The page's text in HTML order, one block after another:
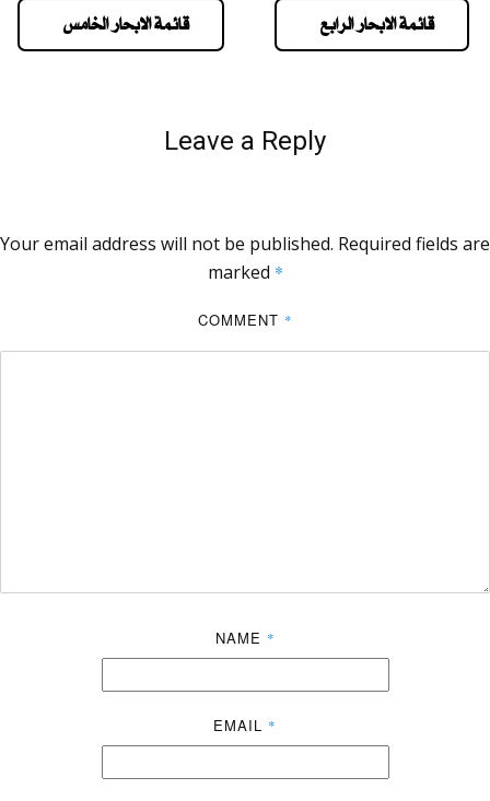
قائمة الابحار الخامس قائمة الابحار الرابع
Leave a Reply
Your email address will not be published. Required fields are
marked *
COMMENT *
NAME *
EMAIL *